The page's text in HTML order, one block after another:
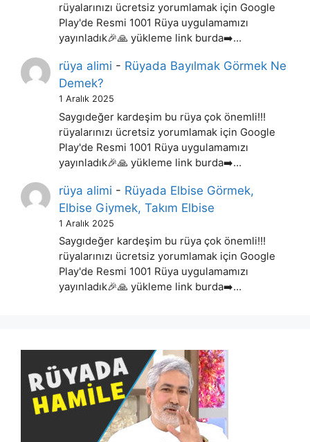
rüyalarınızı ücretsiz yorumlamak için Google
Play'de Resmi 1001 Rüya uygulamamızı
yayınladık🎉🙏 yükleme link burda➡️…
rüya alimi - Rüyada Bayılmak Görmek Ne
Demek?
1 Aralık 2025
Saygıdeğer kardeşim bu rüya çok önemli!!!
rüyalarınızı ücretsiz yorumlamak için Google
Play'de Resmi 1001 Rüya uygulamamızı
yayınladık🎉🙏 yükleme link burda➡️…
rüya alimi - Rüyada Elbise Görmek,
Elbise Giymek, Takım Elbise
1 Aralık 2025
Saygıdeğer kardeşim bu rüya çok önemli!!!
rüyalarınızı ücretsiz yorumlamak için Google
Play'de Resmi 1001 Rüya uygulamamızı
yayınladık🎉🙏 yükleme link burda➡️…